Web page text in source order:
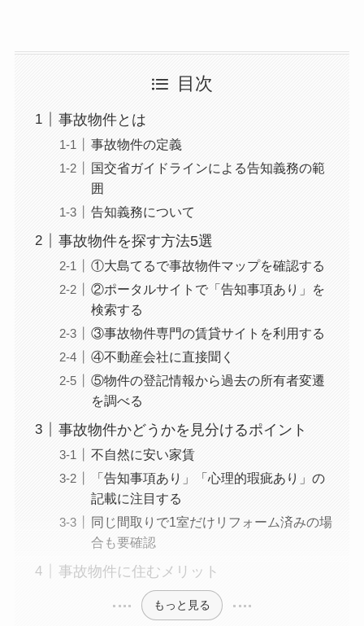
目次
事故物件とは
事故物件の定義
国交省ガイドラインによる告知義務の範
囲
告知義務について
事故物件を探す方法5選
①大島てるで事故物件マップを確認する
②ポータルサイトで「告知事項あり」を
検索する
③事故物件専門の賃貸サイトを利用する
④不動産会社に直接聞く
⑤物件の登記情報から過去の所有者変遷
を調べる
事故物件かどうかを見分けるポイント
不自然に安い家賃
「告知事項あり」「心理的瑕疵あり」の
記載に注目する
同じ間取りで1室だけリフォーム済みの場
合も要確認
事故物件に住むメリット
もっと見る